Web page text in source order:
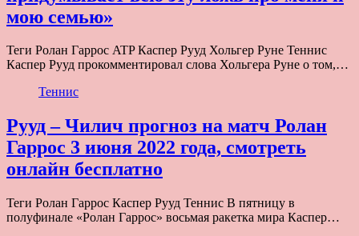
мою семью»
Теги Ролан Гаррос ATP Каспер Рууд Хольгер Руне Теннис
Каспер Рууд прокомментировал слова Хольгера Руне о том,…
Теннис
Рууд – Чилич прогноз на матч Ролан
Гаррос 3 июня 2022 года, смотреть
онлайн бесплатно
Теги Ролан Гаррос Каспер Рууд Теннис В пятницу в
полуфинале «Ролан Гаррос» восьмая ракетка мира Каспер…